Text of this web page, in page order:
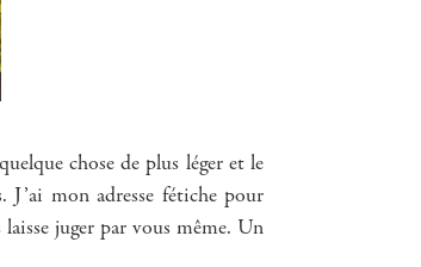
chose de plus léger et le
J’ai mon adresse fétiche pour
juger par vous même. Un